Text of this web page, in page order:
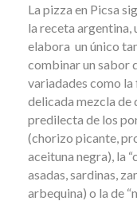
La pizza en Picsa
la receta argentina,
elabora un único
combinar un sabor
variadades como la
delicada mezcla de
predilecta de los
(chorizo picante,
aceituna negra), la
asadas, sardinas,
arbequina) o la de